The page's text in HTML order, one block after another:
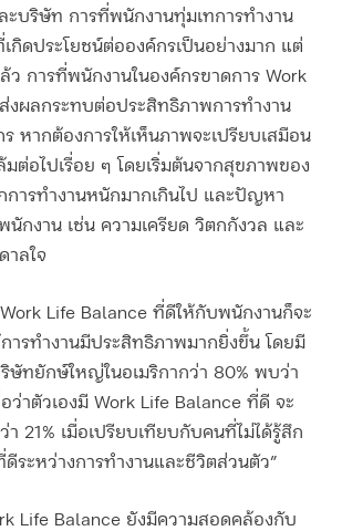
ะบริษัท การที่พนักงานทุ่มเทการทำงาน
กิดประโยชน์ต่อองค์กรเป็นอย่างมาก แต่
ล้ว การที่พนักงานในองค์กรขาดการ Work
งผลกระทบต่อประสิทธิภาพการทำงาน
ร หากต้องการให้เห็นภาพจะเปรียบเสมือน
มต่อไปเรื่อย ๆ โดยเริ่มต้นจากสุขภาพของ
การทำงานหนักมากเกินไป และปัญหา
นักงาน เช่น ความเครียด วิตกกังวล และ
าลใจ
Life Balance ที่ดีให้กับพนักงานก็จะ
การทำงานมีประสิทธิภาพมากยิ่งขึ้น โดยมี
ษัทยักษ์ใหญ่ในอเมริกากว่า 80% พบว่า
ว่าตัวเองมี Work Life Balance ที่ดี จะ
21% เมื่อเปรียบเทียบกับคนที่ไม่ได้รู้สึก
ระหว่างการทำงานและชีวิตส่วนตัว”
Life Balance ยังมีความสอดคล้องกับ